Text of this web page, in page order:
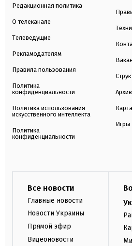
Редакционная политика
О телеканале
Телеведущие
Рекламодателям
Правила пользования
Политика
конфиденциальности
Политика использования
искусственного интеллекта
Политика
конфиденциальности
Архив
Игры
Все новости
Главные новости
Новости Украины
Прямой эфир
Видеоновости